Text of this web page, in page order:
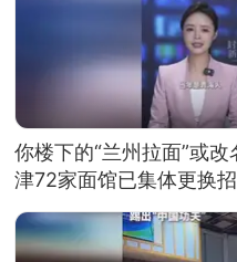
你楼下的“兰州拉面”或改
津72家面馆已集体更换